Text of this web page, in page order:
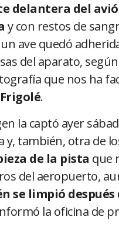
delantera del
y con restos de
ave quedó
del aparato,
que nos ha
.
la captó ayer
y, también, otra de
de la pista que
del aeropuerto,
se limpió después
la oficina de